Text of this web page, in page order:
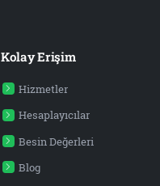
Kolay Erişim
Hizmetler
Hesaplayıcılar
Besin Değerleri
Blog